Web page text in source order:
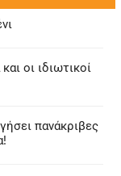
οι ιδιωτικοί
πανάκριβες